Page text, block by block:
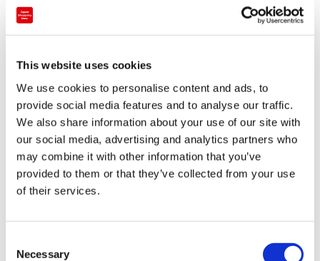
This website uses cookies
We use cookies to personalise content and ads, to
provide social media features and to analyse our traffic.
We also share information about your use of our site with
our social media, advertising and analytics partners who
may combine it with other information that you’ve
provided to them or that they’ve collected from your use
of their services.
Necessary
패션잡화・쥬얼리 매장
아식스 오사카 신사이바시
간사이 오사카